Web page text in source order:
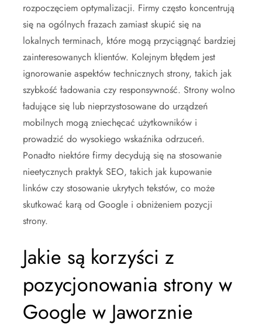
rozpoczęciem optymalizacji. Firmy często koncentrują
się na ogólnych frazach zamiast skupić się na
lokalnych terminach, które mogą przyciągnąć bardziej
zainteresowanych klientów. Kolejnym błędem jest
ignorowanie aspektów technicznych strony, takich jak
szybkość ładowania czy responsywność. Strony wolno
ładujące się lub nieprzystosowane do urządzeń
mobilnych mogą zniechęcać użytkowników i
prowadzić do wysokiego wskaźnika odrzuceń.
Ponadto niektóre firmy decydują się na stosowanie
nieetycznych praktyk SEO, takich jak kupowanie
linków czy stosowanie ukrytych tekstów, co może
skutkować karą od Google i obniżeniem pozycji
strony.
Jakie są korzyści z
pozycjonowania strony w
Google w Jaworznie